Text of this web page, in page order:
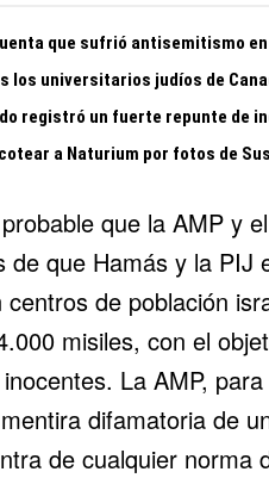
que sufrió antisemitismo
los universitarios judíos de
registró un fuerte repunte de
a Naturium por fotos de
que la AMP y
de que Hamás y la PIJ
centros de población
misiles, con el
La AMP,
difamatoria de
de cualquier norma